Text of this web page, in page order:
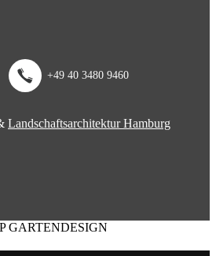
+49 40 3480 9460
Landschaftsarchitektur Hamburg
GARTENDESIGN